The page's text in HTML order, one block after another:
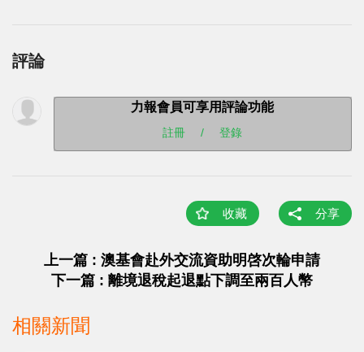
評論
力報會員可享用評論功能
註冊 / 登錄
收藏 分享
上一篇 : ​澳基會赴外交流資助明啓次輪申請
下一篇 : 離境退稅起退點下調至兩百人幣
相關新聞